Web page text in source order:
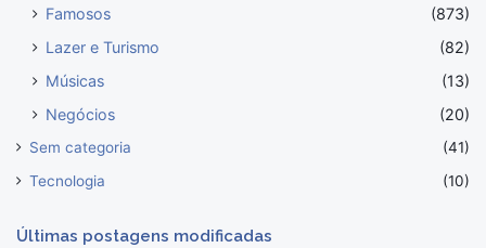
Famosos
(873)
Lazer e Turismo
(82)
Músicas
(13)
Negócios
(20)
Sem categoria
(41)
Tecnologia
(10)
Últimas postagens modificadas